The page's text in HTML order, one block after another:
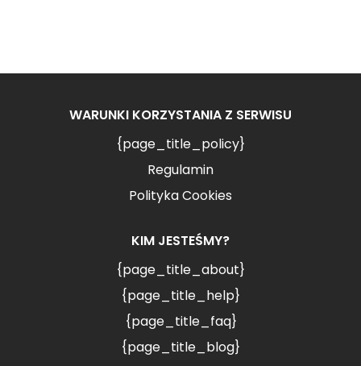
WARUNKI KORZYSTANIA Z SERWISU
{page_title_policy}
Regulamin
Polityka Cookies
KIM JESTEŚMY?
{page_title_about}
{page_title_help}
{page_title_faq}
{page_title_blog}